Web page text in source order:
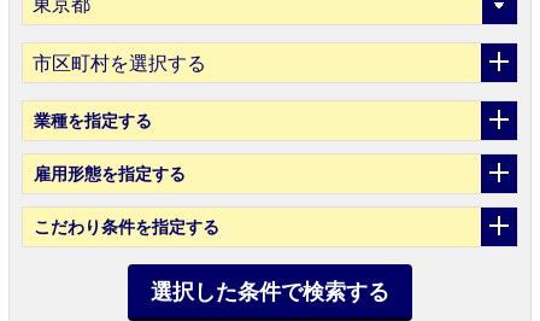
市区町村を選択する
業種を指定する
雇用形態を指定する
こだわり条件を指定する
選択した条件で検索する